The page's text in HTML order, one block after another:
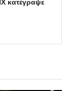
κατέγραψε